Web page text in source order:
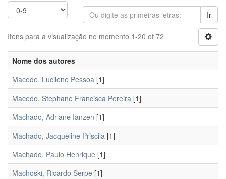
Ir
Itens para a visualização no momento 1-20 of 72
Nome dos autores
Macedo, Lucilene Pessoa [1]
Macedo, Stephane Francisca Pereira [1]
Machado, Adriane Ianzen [1]
Machado, Jacqueline Priscila [1]
Machado, Paulo Henrique [1]
Machoski, Ricardo Serpe [1]